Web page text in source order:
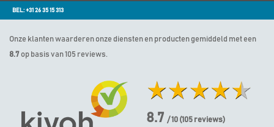
BEL: +31 26 35 15 313
Onze klanten waarderen onze diensten en producten gemiddeld met een
8.7 op basis van 105 reviews.
8.7 / 10 (105 reviews)